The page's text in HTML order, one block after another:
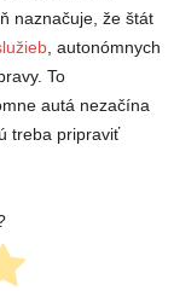
naznačuje, že štát
, autonómnych
To
autá nezačína
treba pripraviť